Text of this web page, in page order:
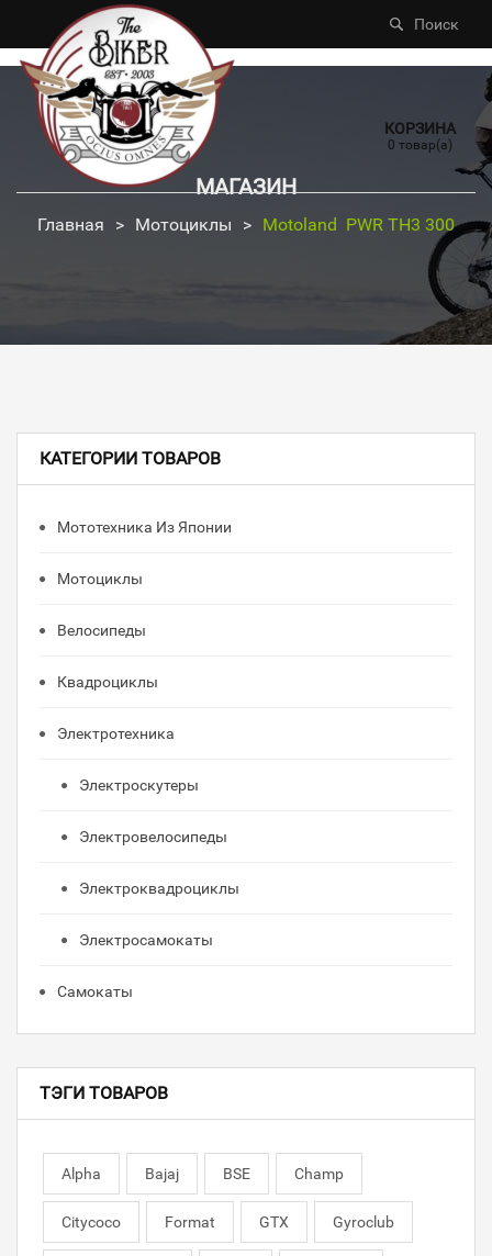
Поиск
КОРЗИНА
0 товар(а)
МАГАЗИН
Главная > Мотоциклы > Motoland PWR TH3 300
КАТЕГОРИИ ТОВАРОВ
Мототехника Из Японии
Мотоциклы
Велосипеды
Квадроциклы
Электротехника
Электроскутеры
Электровелосипеды
Электроквадроциклы
Электросамокаты
Самокаты
ТЭГИ ТОВАРОВ
Alpha Bajaj BSE Champ
Citycoco Format GTX Gyroclub